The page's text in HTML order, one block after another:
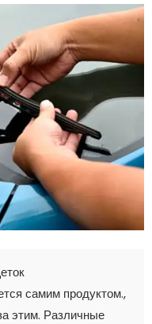
самим продуктом.,
этим. Различные